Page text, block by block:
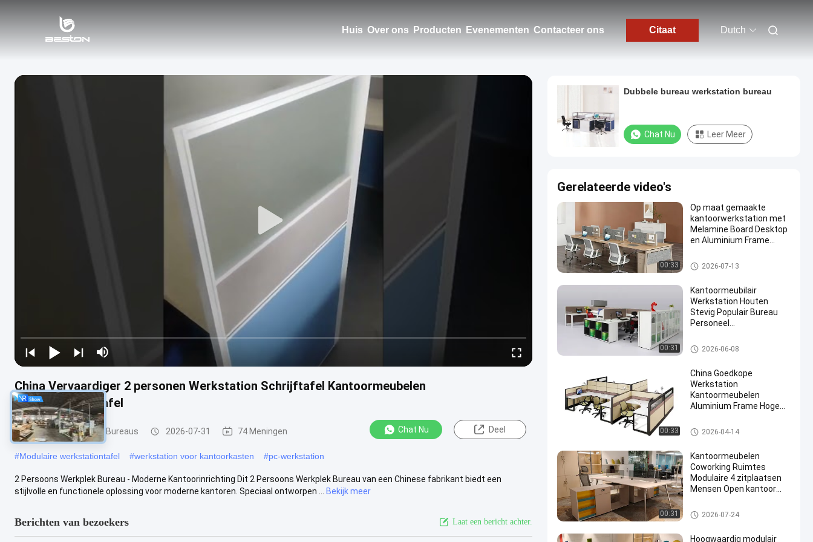
Huis Over ons Producten Evenementen Contacteer ons Citaat Dutch
China Vervaardiger 2 personen Werkstation Schrijftafel Kantoormeubelen
Dubbelbureaustafel
Bureau Werkstation Bureaus 2026-07-31 74 Meningen Chat Nu Deel
#Modulaire werkstationtafel #werkstation voor kantoorkasten #pc-werkstation
2 Persoons Werkplek Bureau - Moderne Kantoorinrichting Dit 2 Persoons Werkplek Bureau van een Chinese fabrikant biedt een
stijlvolle en functionele oplossing voor moderne kantoren. Speciaal ontworpen ...
Bekijk meer
Berichten van bezoekers Laat een bericht achter.
Dubbele bureau werkstation bureau
Chat Nu Leer Meer
Gerelateerde video's
00:33
Op maat gemaakte
kantoorwerkstation met
Melamine Board Desktop
en Aluminium Frame
Bureau Werkstation Bureaus
2026-07-13
00:31
Kantoormeubilair
Werkstation Houten
Stevig Populair Bureau
Personeel
Bureau Werkstation Bureaus
2026-06-08
00:33
China Goedkope
Werkstation
Kantoormeubelen
Aluminium Frame Hoge
Modulaire Kantoortafel
Bureau Werkstation Bureaus
2026-04-14
00:31
Kantoormeubelen
Coworking Ruimtes
Modulaire 4 zitplaatsen
Mensen Open kantoor
Bureau Werkstation Bureaus
2026-07-24
Hoogwaardig modulair